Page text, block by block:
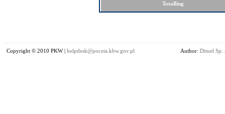
Totalling
Copyright © 2010 PKW | helpdesk@poczta.kbw.gov.pl Author: Dituel Sp.